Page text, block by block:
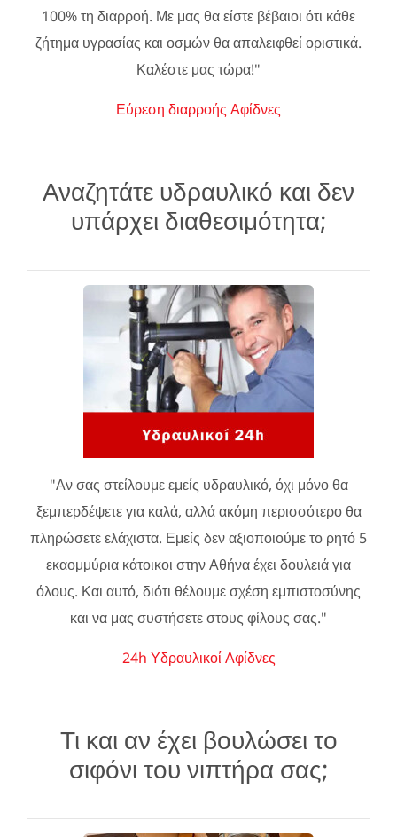
100% τη διαρροή. Με μας θα είστε βέβαιοι ότι κάθε
ζήτημα υγρασίας και οσμών θα απαλειφθεί οριστικά.
Καλέστε μας τώρα!"
Εύρεση διαρροής Αφίδνες
Αναζητάτε υδραυλικό και δεν
υπάρχει διαθεσιμότητα;
"Αν σας στείλουμε εμείς υδραυλικό, όχι μόνο θα
ξεμπερδέψετε για καλά, αλλά ακόμη περισσότερο θα
πληρώσετε ελάχιστα. Εμείς δεν αξιοποιούμε το ρητό 5
εκαομμύρια κάτοικοι στην Αθήνα έχει δουλειά για
όλους. Και αυτό, διότι θέλουμε σχέση εμπιστοσύνης
και να μας συστήσετε στους φίλους σας."
24h Υδραυλικοί Αφίδνες
Τι και αν έχει βουλώσει το
σιφόνι του νιπτήρα σας;